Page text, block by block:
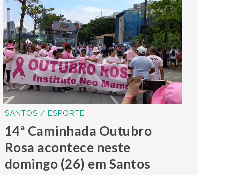
SANTOS / ESPORTE
14ª Caminhada Outubro
Rosa acontece neste
domingo (26) em Santos